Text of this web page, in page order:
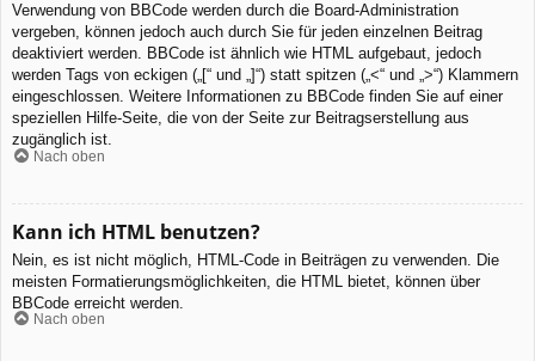
Verwendung von BBCode werden durch die Board-Administration
vergeben, können jedoch auch durch Sie für jeden einzelnen Beitrag
deaktiviert werden. BBCode ist ähnlich wie HTML aufgebaut, jedoch
werden Tags von eckigen („[“ und „]“) statt spitzen („<“ und „>“) Klammern
eingeschlossen. Weitere Informationen zu BBCode finden Sie auf einer
speziellen Hilfe-Seite, die von der Seite zur Beitragserstellung aus
zugänglich ist.
Nach oben
Kann ich HTML benutzen?
Nein, es ist nicht möglich, HTML-Code in Beiträgen zu verwenden. Die
meisten Formatierungsmöglichkeiten, die HTML bietet, können über
BBCode erreicht werden.
Nach oben